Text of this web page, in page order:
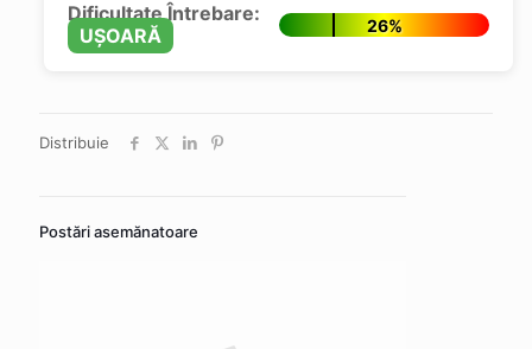
Dificultate Întrebare:
UȘOARĂ
26%
Distribuie
Postări asemănatoare